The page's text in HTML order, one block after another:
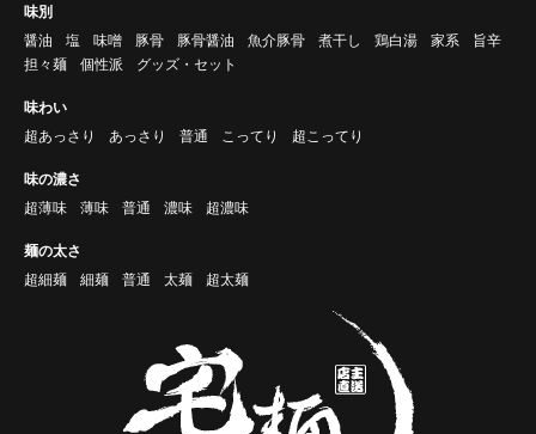
味別
醤油
塩 味噌 豚骨 豚骨醤油 魚介豚骨 煮干し 鶏白湯 家系
旨辛
担々麺
個性派 グッズ・セット
味わい
超あっさり
あっさり 普通 こってり 超こってり
味の濃さ
超薄味
薄味 普通 濃味 超濃味
麺の太さ
超細麺
細麺 普通 太麺 超太麺